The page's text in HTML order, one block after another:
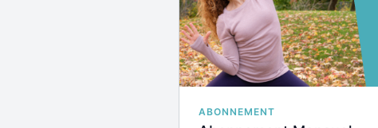
ABONNEMENT